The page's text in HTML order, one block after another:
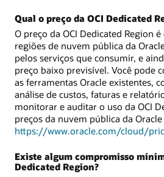
Qual o preço da OCI Dedicated
O preço da OCI Dedicated Region
regiões de nuvem pública da
pelos serviços que consumir, e
preço baixo previsível. Você pode
as ferramentas Oracle existentes,
análise de custos, faturas e
monitorar e auditar o uso da OCI
preços da nuvem pública da
https://www.oracle.com/cloud/
Existe algum compromisso
Dedicated Region?